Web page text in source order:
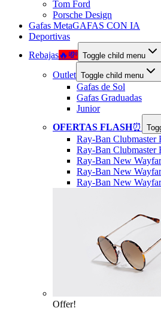
Tom Ford
Porsche Design
Gafas MetaGAFAS CON IA
Deportivas
Rebajas🔥💸 Toggle child menu
Outlet Toggle child menu
Gafas de Sol
Gafas Graduadas
Junior
OFERTAS FLASH⏰
Ray-Ban Clubmaster
Ray-Ban Clubmaster
Ray-Ban New
Ray-Ban New
Ray-Ban New
Offer!